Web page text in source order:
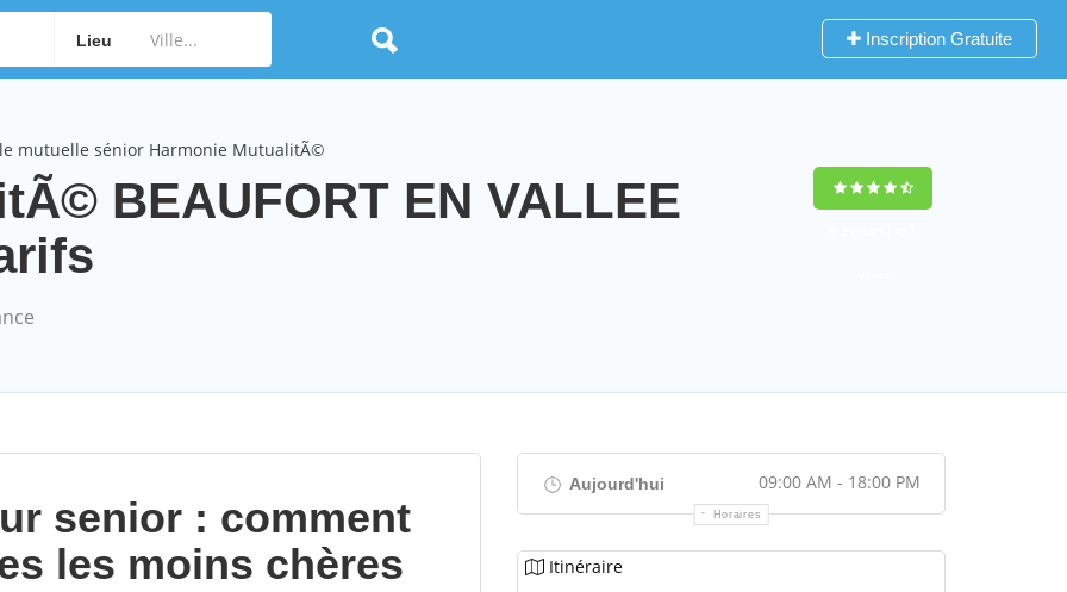
Lieu Inscription Gratuite
mutuelle sénior Harmonie MutualitÃ©
BEAUFORT EN VALLEE
senior : comment
les moins chères
Aujourd'hui 09:00 AM - 18:00 PM
Horaires
Itinéraire